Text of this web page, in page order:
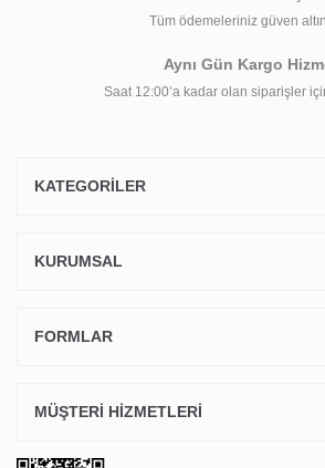
Tüm ödemeleriniz güven
Aynı Gün Kargo
Saat 12:00’a kadar olan siparişler
KATEGORİLER
KURUMSAL
FORMLAR
MÜŞTERİ HİZMETLERİ